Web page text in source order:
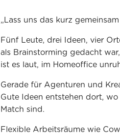
„Lass uns das kurz
Fünf Leute, drei Ideen, vier
als Brainstorming gedacht
ist es laut, im Homeoffice
Gerade für Agenturen und
Gute Ideen entstehen dort,
Match sind.
Flexible Arbeitsräume wie